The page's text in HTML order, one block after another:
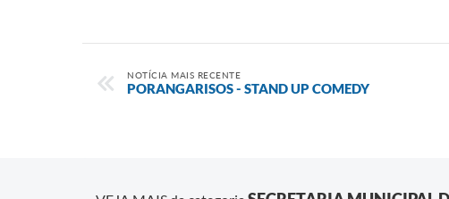
NOTÍCIA MAIS RECENTE
PORANGARISOS - STAND UP COMEDY